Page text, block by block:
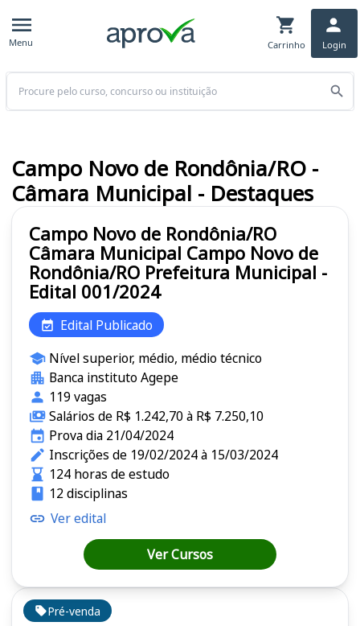
Menu Carrinho Login
Buscar
Pré-venda
Campo Novo de Rondônia/RO
Câmara Municipal Campo Novo de
Rondônia/RO Prefeitura Municipal -
Edital 001/2024
Edital Publicado
Nível superior, médio, médio técnico
Banca instituto Agepe
119 vagas
Salários de R$ 1.242,70 à R$ 7.250,10
Prova dia 21/04/2024
Inscrições de 19/02/2024 à 15/03/2024
124 horas de estudo
12 disciplinas
Ver edital
Ver Cursos
Campo Novo de Rondônia/RO -
Câmara Municipal - Destaques